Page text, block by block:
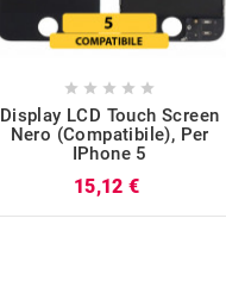
    
Display LCD Touch Screen
Nero (Compatibile), Per
IPhone 5
15,12 €